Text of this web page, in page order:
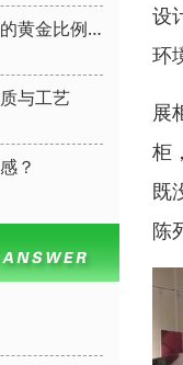
博物馆展柜尺寸揭秘：守护文物之美的黄金比例！
与工艺
？
设
环
展
柜
既
陈